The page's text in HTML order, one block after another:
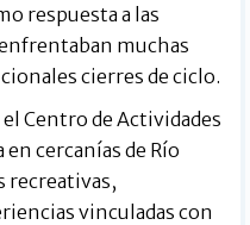
respuesta a las
muchas
cierres de ciclo.
Centro de Actividades
cercanías de Río
recreativas,
vinculadas con